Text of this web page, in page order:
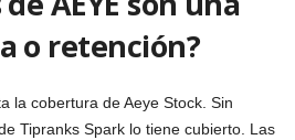
o retención?
la cobertura de Aeye Stock. Sin
Tipranks Spark lo tiene cubierto. Las